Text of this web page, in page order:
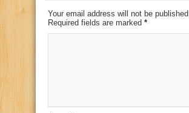
Your email address will not be published.
Required fields are marked *